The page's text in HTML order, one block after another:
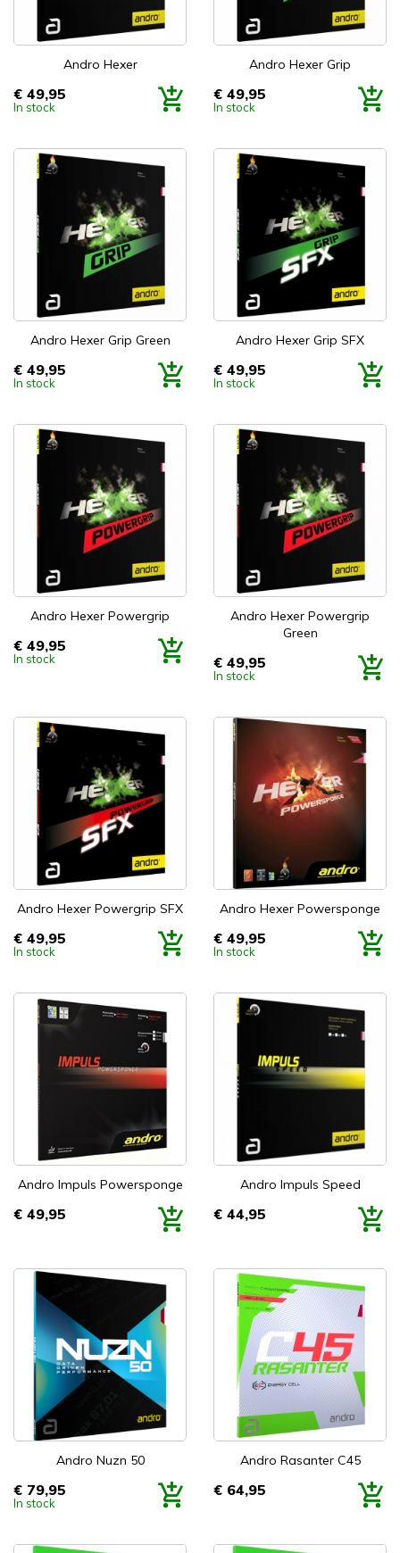
Andro Hexer
Prijs
€ 49,95
In stock
Andro Hexer Grip
Prijs
€ 49,95
In stock
Andro Hexer Grip Green
Prijs
€ 49,95
In stock
Andro Hexer Grip SFX
Prijs
€ 49,95
In stock
Andro Hexer Powergrip
Prijs
€ 49,95
In stock
Andro Hexer Powergrip
Green
Prijs
€ 49,95
In stock
Andro Hexer Powergrip SFX
Prijs
€ 49,95
In stock
Andro Hexer Powersponge
Prijs
€ 49,95
In stock
Andro Impuls Powersponge
Prijs
€ 49,95
Andro Impuls Speed
Prijs
€ 44,95
Andro Nuzn 50
Prijs
€ 79,95
In stock
Andro Rasanter C45
Prijs
€ 64,95